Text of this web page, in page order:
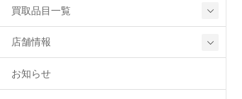
買取品目一覧
店舗情報
お知らせ